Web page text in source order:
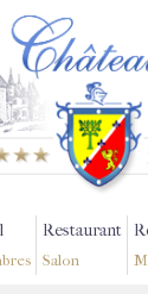
Restaurant
Salon